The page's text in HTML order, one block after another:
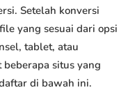
Setelah konversi
yang sesuai dari opsi
tablet, atau
situs yang
di bawah ini.